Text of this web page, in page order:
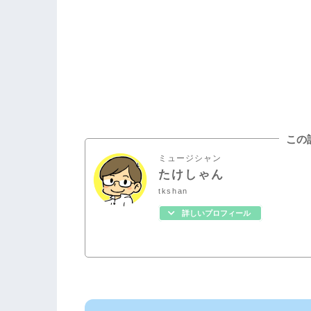
この
ミュージシャン
たけしゃん
tkshan
詳しいプロフィール